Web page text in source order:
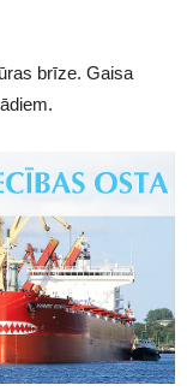
brīze. Gaisa